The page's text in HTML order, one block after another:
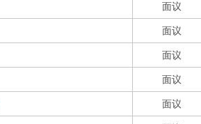
面议
面议
面议
面议
面议